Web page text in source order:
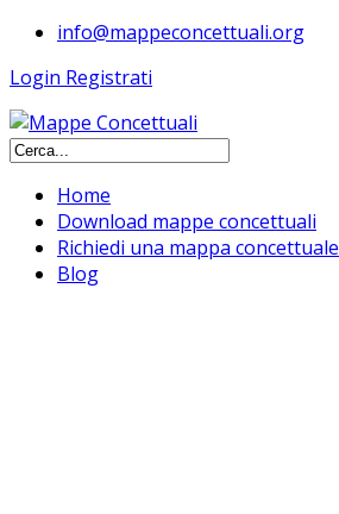
info@mappeconcettuali.org
Login Registrati
Home
Download mappe concettuali
Richiedi una mappa concettuale
Blog